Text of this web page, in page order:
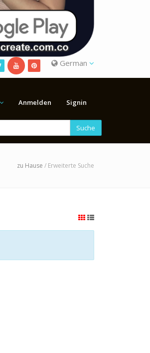
German
Anmelden Signin
Suche
zu Hause / Erweiterte Suche